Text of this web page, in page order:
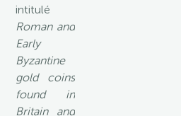
intitulé
Roman and
Early
Byzantine
gold coins
found in
Britain and